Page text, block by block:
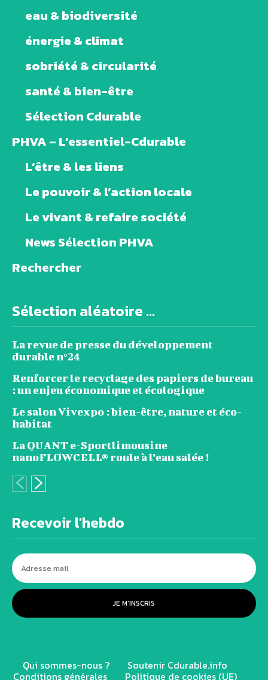
eau & biodiversité
énergie & climat
sobriété & circularité
santé & bien-être
Sélection Cdurable
PHVA – L’essentiel-Cdurable
L’être & les liens
Le pouvoir & l’action locale
Le vivant & refaire société
News Sélection PHVA
Rechercher
Sélection aléatoire ...
La revue de presse du développement
durable n°24
Renforcer le recyclage des papiers de bureau
: un enjeu économique et écologique
Le salon Vivexpo : bien-être, nature et éco-
habitat
La QUANT e-Sportlimousine
nanoFLOWCELL® roule à l’eau salée !
Recevoir l'hebdo
JE M'INSCRIS
Qui sommes-nous ? Soutenir Cdurable.info
Conditions générales Politique de cookies (UE)